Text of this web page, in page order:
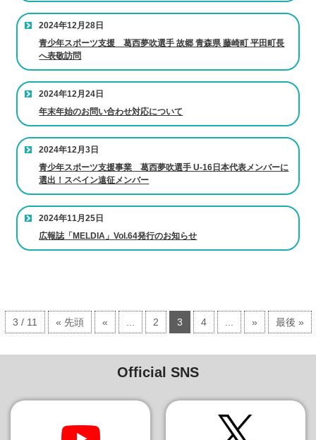
2024年12月28日
青少年スポーツ支援 葛西夢吹選手 故郷 青森県 藤崎町 平田町長
へ表敬訪問
2024年12月24日
年末年始のお問い合わせ対応について
2024年12月3日
青少年スポーツ支援事業 葛西夢吹選手 U-16日本代表メンバーに
選出！スペイン遠征メンバー
2024年11月25日
広報誌「MELDIA」Vol.64発行のお知らせ
3 / 11 « 先頭 « 2 3 4 » 最後 »
Official SNS